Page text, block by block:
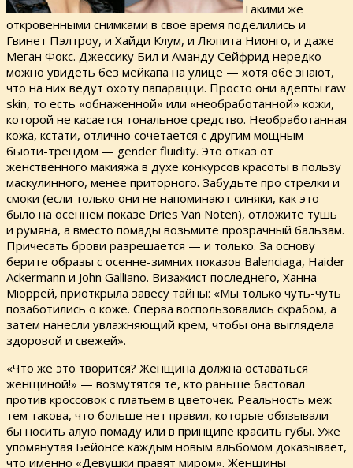
Такими же
откровенными снимками в свое время поделились и
Гвинет Пэлтроу, и Хайди Клум, и Люпита Нионго, и даже
Меган Фокс. Джессику Бил и Аманду Сейфрид нередко
можно увидеть без мейкапа на улице — хотя обе знают,
что на них ведут охоту папарацци. Просто они адепты raw
skin, то есть «обнаженной» или «необработанной» кожи,
которой не касается тональное средство. Необработанная
кожа, кстати, отлично сочетается с другим мощным
бьюти-трендом — gender fluidity. Это отказ от
женственного макияжа в духе конкурсов красоты в пользу
маскулинного, менее приторного. Забудьте про стрелки и
смоки (если только они не напоминают синяки, как это
было на осеннем показе Dries Van Noten), отложите тушь
и румяна, а вместо помады возьмите прозрачный бальзам.
Причесать брови разрешается — и только. За основу
берите образы с осенне-зимних показов Balenciaga, Haider
Ackermann и John Galliano. Визажист последнего, Ханна
Мюррей, приоткрыла завесу тайны: «Мы только чуть-чуть
позаботились о коже. Сперва воспользовались скрабом, а
затем нанесли увлажняющий крем, чтобы она выглядела
здоровой и свежей».
«Что же это творится? Женщина должна оставаться
женщиной!» — возмутятся те, кто раньше бастовал
против кроссовок с платьем в цветочек. Реальность меж
тем такова, что больше нет правил, которые обязывали
бы носить алую помаду или в принципе красить губы. Уже
упомянутая Бейонсе каждым новым альбомом доказывает,
что именно «Девушки правят миром». Женщины